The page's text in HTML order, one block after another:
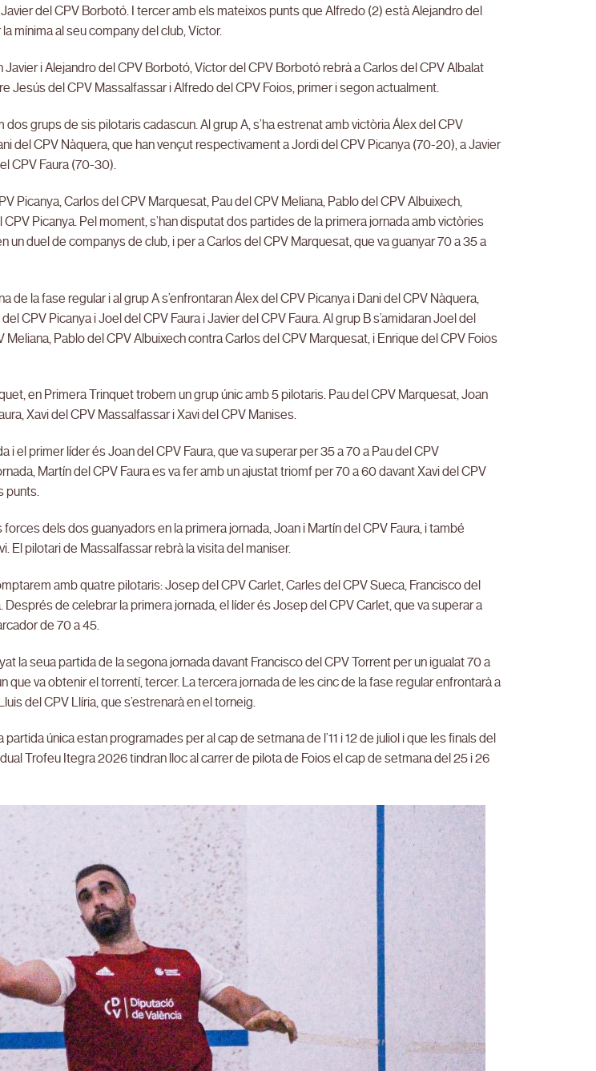
del CPV Borbotó. I tercer amb els mateixos punts que Alfredo (2) està Alejandro del
mínima al seu company del club, Víctor.
Javier i Alejandro del CPV Borbotó, Víctor del CPV Borbotó rebrà a Carlos del CPV Albalat
Jesús del CPV Massalfassar i Alfredo del CPV Foios, primer i segon actualment.
grups de sis pilotaris cadascun. Al grup A, s’ha estrenat amb victòria Álex del CPV
del CPV Nàquera, que han vençut respectivament a Jordi del CPV Picanya (70-20), a Javier
CPV Faura (70-30).
Picanya, Carlos del CPV Marquesat, Pau del CPV Meliana, Pablo del CPV Albuixech,
Picanya. Pel moment, s’han disputat dos partides de la primera jornada amb victòries
un duel de companys de club, i per a Carlos del CPV Marquesat, que va guanyar 70 a 35 a
de la fase regular i al grup A s’enfrontaran Álex del CPV Picanya i Dani del CPV Nàquera,
CPV Picanya i Joel del CPV Faura i Javier del CPV Faura. Al grup B s’amidaran Joel del
Meliana, Pablo del CPV Albuixech contra Carlos del CPV Marquesat, i Enrique del CPV Foios
en Primera Trinquet trobem un grup únic amb 5 pilotaris. Pau del CPV Marquesat, Joan
Xavi del CPV Massalfassar i Xavi del CPV Manises.
i el primer líder és Joan del CPV Faura, que va superar per 35 a 70 a Pau del CPV
Martín del CPV Faura es va fer amb un ajustat triomf per 70 a 60 davant Xavi del CPV
punts.
dels dos guanyadors en la primera jornada, Joan i Martín del CPV Faura, i també
El pilotari de Massalfassar rebrà la visita del maniser.
amb quatre pilotaris: Josep del CPV Carlet, Carles del CPV Sueca, Francisco del
Després de celebrar la primera jornada, el líder és Josep del CPV Carlet, que va superar a
de 70 a 45.
la seua partida de la segona jornada davant Francisco del CPV Torrent per un igualat 70 a
que va obtenir el torrentí, tercer. La tercera jornada de les cinc de la fase regular enfrontarà a
del CPV Llíria, que s’estrenarà en el torneig.
única estan programades per al cap de setmana de l’11 i 12 de juliol i que les finals del
Trofeu Itegra 2026 tindran lloc al carrer de pilota de Foios el cap de setmana del 25 i 26